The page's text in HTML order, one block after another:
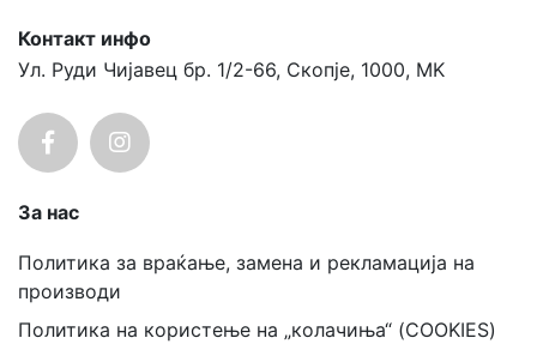
Контакт инфо
Ул. Руди Чијавец бр. 1/2-66, Скопје, 1000, MK
За нас
Политика за враќање, замена и рекламација на
производи
Политика на користење на „колачиња“ (COOKIES)